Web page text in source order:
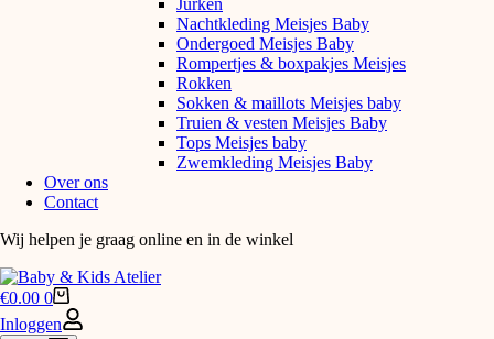
Jurken
Nachtkleding Meisjes Baby
Ondergoed Meisjes Baby
Rompertjes & boxpakjes Meisjes
Rokken
Sokken & maillots Meisjes baby
Truien & vesten Meisjes Baby
Tops Meisjes baby
Zwemkleding Meisjes Baby
Over ons
Contact
Wij helpen je graag online en in de winkel
Winkelwagen
€0.00 0
Inloggen